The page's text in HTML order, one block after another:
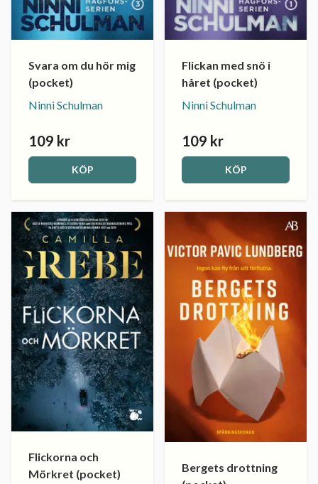
Svara om du hör mig
(pocket)
Ninni Schulman
109 kr
KÖP
Flickan med snö i
håret (pocket)
Ninni Schulman
109 kr
KÖP
Flickorna och
Mörkret (pocket)
Bergets drottning